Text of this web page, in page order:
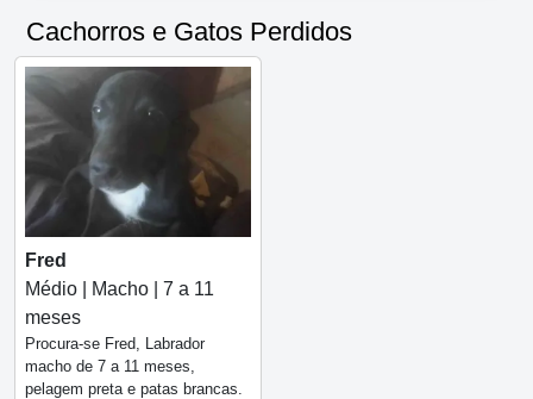
Cachorros e Gatos Perdidos
Fred
Médio | Macho | 7 a 11
meses
Procura-se Fred, Labrador
macho de 7 a 11 meses,
pelagem preta e patas brancas.